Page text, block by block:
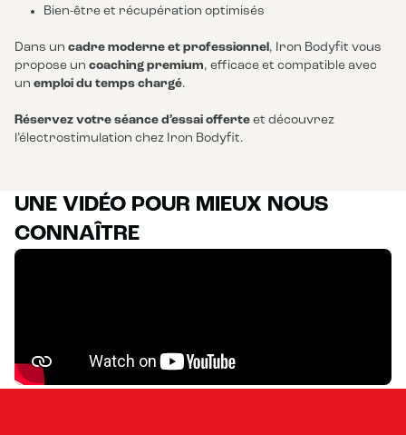
Bien-être et récupération optimisés
Dans un cadre moderne et professionnel , Iron Bodyfit vous
propose un coaching premium, efficace et compatible avec
un emploi du temps chargé.
Réservez votre séance d’essai offerte et découvrez
l’électrostimulation chez Iron Bodyfit.
UNE VIDÉO POUR MIEUX NOUS
CONNAÎTRE